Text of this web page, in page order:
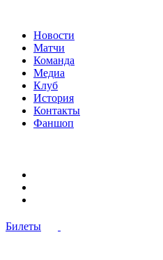
Новости
Матчи
Команда
Медиа
Клуб
История
Контакты
Фаншоп
Билеты